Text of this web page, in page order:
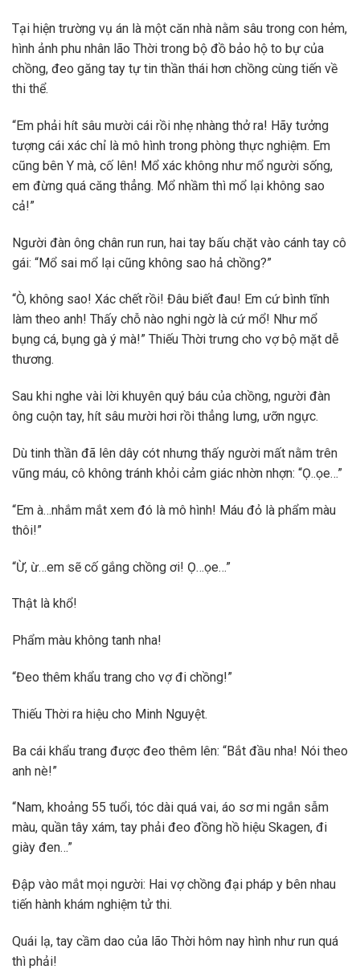
Tại hiện trường vụ án là một căn nhà nằm sâu trong con hẻm,
hình ảnh phu nhân lão Thời trong bộ đồ bảo hộ to bự của
chồng, đeo găng tay tự tin thần thái hơn chồng cùng tiến về
thi thể.
“Em phải hít sâu mười cái rồi nhẹ nhàng thở ra! Hãy tưởng
tượng cái xác chỉ là mô hình trong phòng thực nghiệm. Em
cũng bên Y mà, cố lên! Mổ xác không như mổ người sống,
em đừng quá căng thẳng. Mổ nhầm thì mổ lại không sao
cả!”
Người đàn ông chân run run, hai tay bấu chặt vào cánh tay cô
gái: “Mổ sai mổ lại cũng không sao hả chồng?”
“Ò, không sao! Xác chết rồi! Đâu biết đau! Em cứ bình tĩnh
làm theo anh! Thấy chỗ nào nghi ngờ là cứ mổ! Như mổ
bụng cá, bụng gà ý mà!” Thiếu Thời trưng cho vợ bộ mặt dễ
thương.
Sau khi nghe vài lời khuyên quý báu của chồng, người đàn
ông cuộn tay, hít sâu mười hơi rồi thẳng lưng, ưỡn ngực.
Dù tinh thần đã lên dây cót nhưng thấy người mất nằm trên
vũng máu, cô không tránh khỏi cảm giác nhờn nhợn: “Ọ..ọe…”
“Em à…nhắm mắt xem đó là mô hình! Máu đỏ là phẩm màu
thôi!”
“Ừ, ừ…em sẽ cố gắng chồng ơi! Ọ…ọe…”
Thật là khổ!
Phẩm màu không tanh nha!
“Đeo thêm khẩu trang cho vợ đi chồng!”
Thiếu Thời ra hiệu cho Minh Nguyệt.
Ba cái khẩu trang được đeo thêm lên: “Bắt đầu nha! Nói theo
anh nè!”
“Nam, khoảng 55 tuổi, tóc dài quá vai, áo sơ mi ngắn sẫm
màu, quần tây xám, tay phải đeo đồng hồ hiệu Skagen, đi
giày đen…”
Đập vào mắt mọi người: Hai vợ chồng đại pháp y bên nhau
tiến hành khám nghiệm tử thi.
Quái lạ, tay cầm dao của lão Thời hôm nay hình như run quá
thì phải!